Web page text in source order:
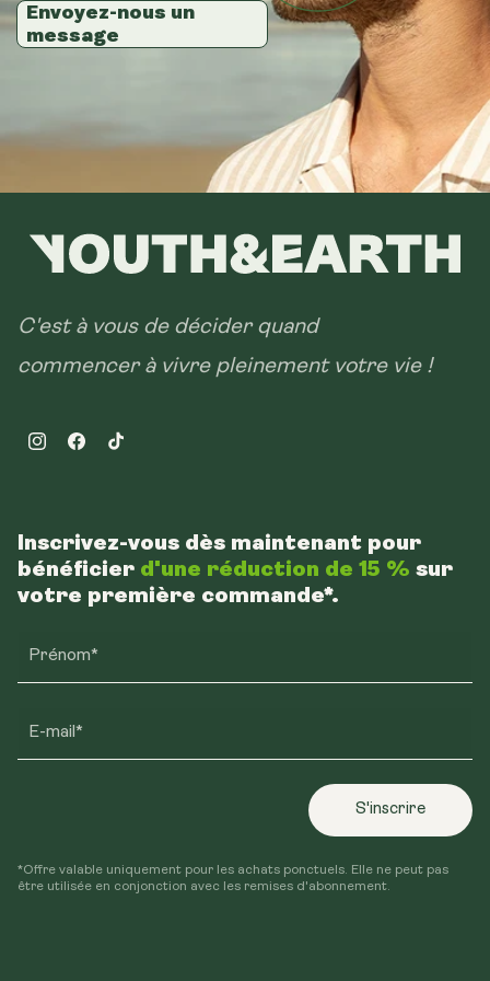
28 sachets
Envoyez-nous un
message
Envoyez-nous un
message
Envoyez-nous un
message
C'est à vous de décider quand
commencer à vivre pleinement votre vie !
InstagramFacebookTikTok
Inscrivez-vous dès maintenant pour
bénéficier d'une réduction de 15 % sur
votre première commande*.
Prénom*
E-mail*
S'inscrire
*Offre valable uniquement pour les achats ponctuels. Elle ne peut pas
être utilisée en conjonction avec les remises d'abonnement.